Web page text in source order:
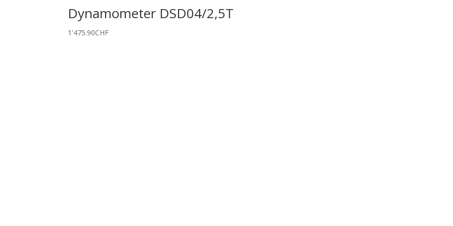
Dynamometer DSD04/2,5T
1'475.90CHF